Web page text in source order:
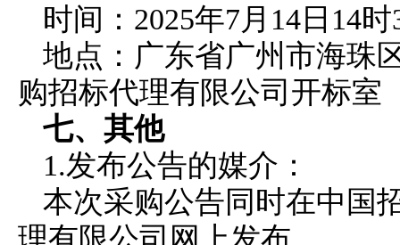
时间： 2025年7月 14日 14时
地点： 广东省广州市海珠
购招标代理有限公司开标室
七、其他
1.发布公告的媒介：
本次采购公告同时在中国